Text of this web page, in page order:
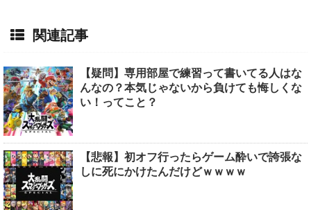
関連記事
【疑問】専用部屋で練習って書いてる人はな
んなの？本気じゃないから負けても悔しくな
い！ってこと？
【悲報】初オフ行ったらゲーム酔いで誇張な
しに死にかけたんだけどｗｗｗｗ